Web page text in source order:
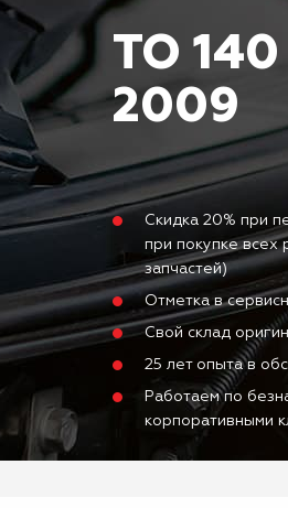
О
ТО
2009
Скидка 20% при
при покупке всех
запчастей)
Отметка в
Свой склад
25 лет опыта в
Работаем по
корпоративными